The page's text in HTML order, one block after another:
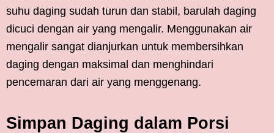
suhu daging sudah turun dan stabil, barulah daging
dicuci dengan air yang mengalir. Menggunakan air
mengalir sangat dianjurkan untuk membersihkan
daging dengan maksimal dan menghindari
pencemaran dari air yang menggenang.
Simpan Daging dalam Porsi